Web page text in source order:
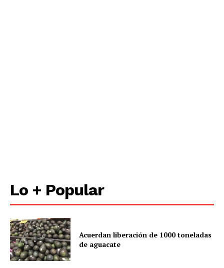
Lo + Popular
Acuerdan liberación de 1000 toneladas
de aguacate